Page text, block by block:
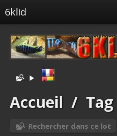
6klid
Tags liés
Spéciales
Albums liés
Identification
Accueil / Tag
Rechercher dans ce lot